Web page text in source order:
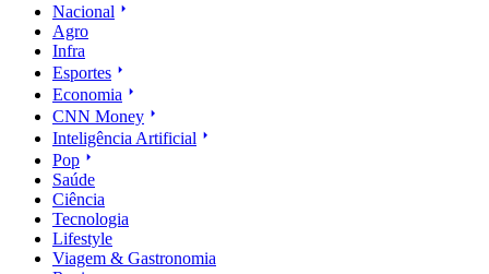
Nacional
Agro
Infra
Esportes
Economia
CNN Money
Inteligência Artificial
Pop
Saúde
Ciência
Tecnologia
Lifestyle
Viagem & Gastronomia